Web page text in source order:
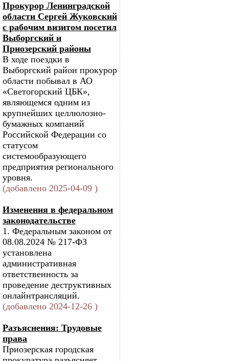
Прокурор Ленинградской
области Сергей Жуковский
с рабочим визитом посетил
Выборгский и
Приозерский районы
В ходе поездки в
Выборгский район прокурор
области побывал в АО
«Светогорский ЦБК»,
являющемся одним из
крупнейших целлюлозно-
бумажных компаний
Российской Федерации со
статусом
системообразующего
предприятия регионального
уровня.
(добавлено 2025-04-09 )
Изменения в федеральном
законодательстве
1. Федеральным законом от
08.08.2024 № 217-ФЗ
установлена
административная
ответственность за
проведение деструктивных
онлайнтрансляций.
(добавлено 2024-12-26 )
Разъяснения: Трудовые
права
Приозерская городская